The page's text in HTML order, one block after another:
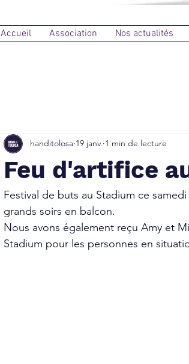
Accueil Association Nos actualités
Feu d'artifice
handitolosa 19 janv. 1 min de lecture
Festival de buts au Stadium ce
grands soirs en balcon.
Nous avons également reçu Amy et
Stadium pour les personnes en